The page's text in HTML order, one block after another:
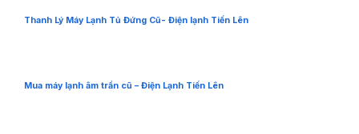
Thanh Lý Máy Lạnh Tủ Đứng Cũ- Điện lạnh Tiến Lên
Mua máy lạnh âm trần cũ – Điện Lạnh Tiến Lên